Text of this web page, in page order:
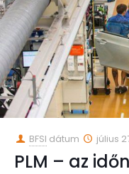
BFSI dátum július
PLM – az